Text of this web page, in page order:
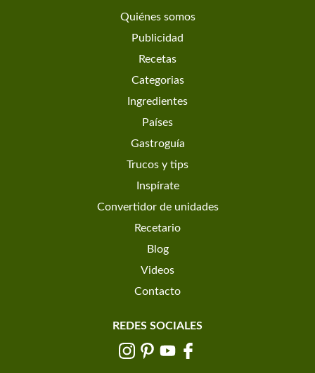
Quiénes somos
Publicidad
Recetas
Categorias
Ingredientes
Países
Gastroguía
Trucos y tips
Inspírate
Convertidor de unidades
Recetario
Blog
Videos
Contacto
REDES SOCIALES